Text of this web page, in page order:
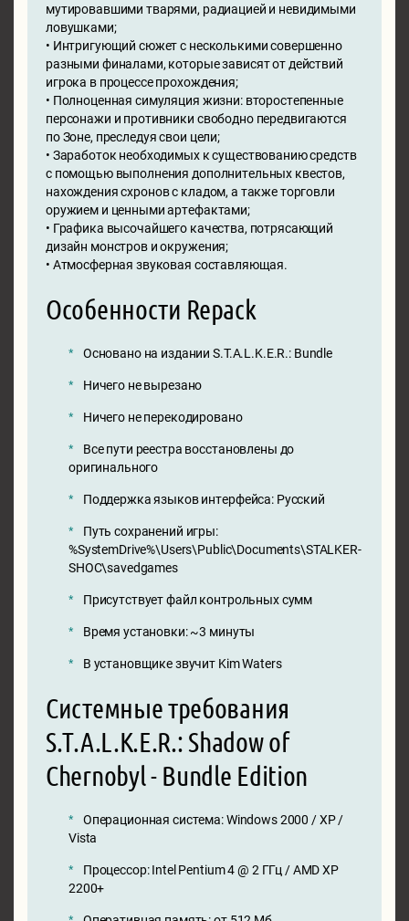
мутировавшими тварями, радиацией и невидимыми
ловушками;
• Интригующий сюжет с несколькими совершенно
разными финалами, которые зависят от действий
игрока в процессе прохождения;
• Полноценная симуляция жизни: второстепенные
персонажи и противники свободно передвигаются
по Зоне, преследуя свои цели;
• Заработок необходимых к существованию средств
с помощью выполнения дополнительных квестов,
нахождения схронов с кладом, а также торговли
оружием и ценными артефактами;
• Графика высочайшего качества, потрясающий
дизайн монстров и окружения;
• Атмосферная звуковая составляющая.
Особенности Repack
Основано на издании S.T.A.L.K.E.R.: Bundle
Ничего не вырезано
Ничего не перекодировано
Все пути реестра восстановлены до
оригинального
Поддержка языков интерфейса: Русский
Путь сохранений игры:
%SystemDrive%\Users\Public\Documents\STALKER-
SHOC\savedgames
Присутствует файл контрольных сумм
Время установки: ~3 минуты
В установщике звучит Kim Waters
Системные требования
S.T.A.L.K.E.R.: Shadow of
Chernobyl - Bundle Edition
Операционная система: Windows 2000 / XP /
Vista
Процессор: Intel Pentium 4 @ 2 ГГц / AMD XP
2200+